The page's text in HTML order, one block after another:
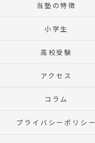
当塾の特徴
小学生
高校受験
アクセス
コラム
プライバシーポリシー